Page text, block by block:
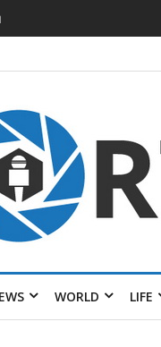
นรับอาชญากร’
WORLD LIFE